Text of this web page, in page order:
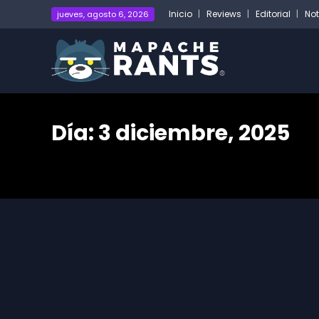
jueves, agosto 6, 2026 Inicio Reviews Editorial
Día:3 diciembre, 2025